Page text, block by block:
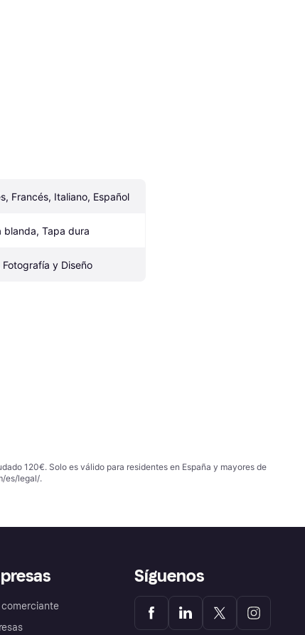
Francés, Italiano, Español
blanda, Tapa dura
Fotografía y Diseño
120€. Solo es válido para residentes en España y mayores de
es/legal/.
Síguenos